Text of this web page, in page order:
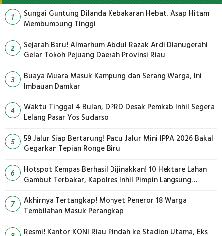
1
Sungai Guntung Dilanda Kebakaran Hebat, Asap Hitam
Membumbung Tinggi
2
Sejarah Baru! Almarhum Abdul Razak Ardi Dianugerahi
Gelar Tokoh Pejuang Daerah Provinsi Riau
3
Buaya Muara Masuk Kampung dan Serang Warga, Ini
Imbauan Damkar
4
Waktu Tinggal 4 Bulan, DPRD Desak Pemkab Inhil Segera
Lelang Pasar Yos Sudarso
5
59 Jalur Siap Bertarung! Pacu Jalur Mini IPPA 2026 Bakal
Gegarkan Tepian Ronge Biru
6
Hotspot Kempas Berhasil Dijinakkan! 10 Hektare Lahan
Gambut Terbakar, Kapolres Inhil Pimpin Langsung
7
Akhirnya Tertangkap! Monyet Peneror 18 Warga
Tembilahan Masuk Perangkap
Resmi! Kantor KONI Riau Pindah ke Stadion Utama, Eks